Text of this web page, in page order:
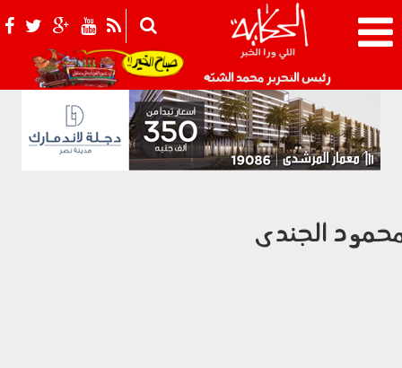
رئيس التحرير محمد الشبّه 021_2.png
الجندى